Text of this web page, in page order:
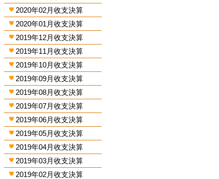
2020年02月收支決算
2020年01月收支決算
2019年12月收支決算
2019年11月收支決算
2019年10月收支決算
2019年09月收支決算
2019年08月收支決算
2019年07月收支決算
2019年06月收支決算
2019年05月收支決算
2019年04月收支決算
2019年03月收支決算
2019年02月收支決算